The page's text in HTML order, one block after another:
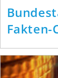
Fakten-